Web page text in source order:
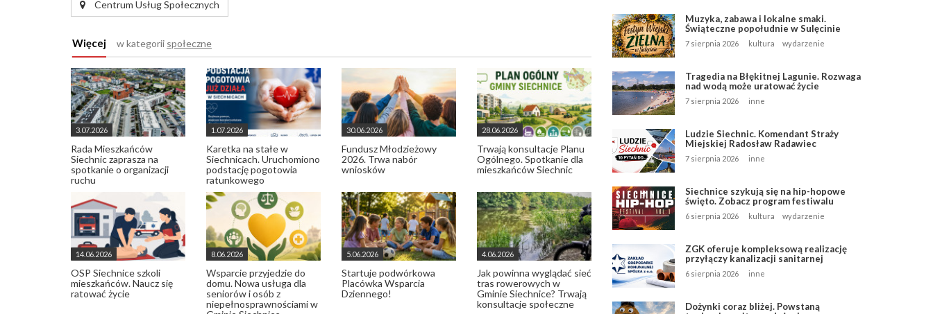
Centrum Usług Społecznych
Więcej w kategorii społeczne
3.07.2026
Rada Mieszkańców
Siechnic zaprasza na
spotkanie o organizacji
ruchu
1.07.2026
Karetka na stałe w
Siechnicach. Uruchomiono
podstację pogotowia
ratunkowego
30.06.2026
Fundusz Młodzieżowy
2026. Trwa nabór
wniosków
28.06.2026
Trwają konsultacje Planu
Ogólnego. Spotkanie dla
mieszkańców Siechnic
14.06.2026
OSP Siechnice szkoli
mieszkańców. Naucz się
ratować życie
8.06.2026
Wsparcie przyjedzie do
domu. Nowa usługa dla
seniorów i osób z
niepełnosprawnościami w
5.06.2026
Startuje podwórkowa
Placówka Wsparcia
Dziennego!
4.06.2026
Jak powinna wyglądać sieć
tras rowerowych w
Gminie Siechnice? Trwają
konsultacje społeczne
Muzyka, zabawa i lokalne smaki.
Świąteczne popołudnie w Sulęcinie
7 sierpnia 2026 kultura wydarzenie
Tragedia na Błękitnej Lagunie. Rozwaga
nad wodą może uratować życie
7 sierpnia 2026 inne
Ludzie Siechnic. Komendant Straży
Miejskiej Radosław Radawiec
7 sierpnia 2026 inne
Siechnice szykują się na hip-hopowe
święto. Zobacz program festiwalu
6 sierpnia 2026 kultura wydarzenie
ZGK oferuje kompleksową realizację
przyłączy kanalizacji sanitarnej
6 sierpnia 2026 inne
Dożynki coraz bliżej. Powstaną